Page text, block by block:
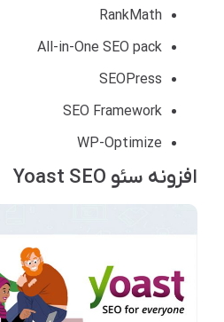
RankMath
All-in-One SEO pack
SEOPress
SEO Framework
WP-Optimize
افزونه سئو Yoast SEO